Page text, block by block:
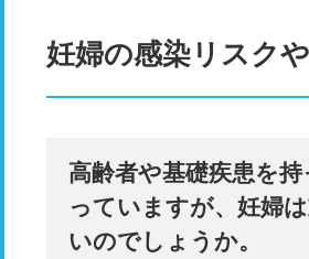
妊婦の感染リスク
高齢者や基礎疾患を
っていますが、妊婦
いのでしょうか。